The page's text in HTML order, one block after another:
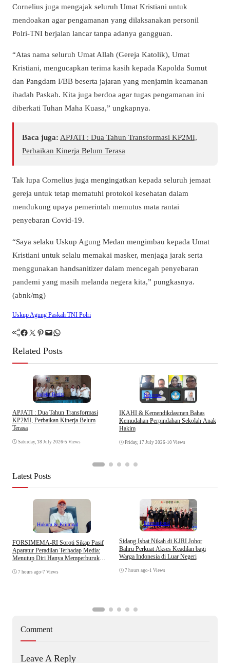
Cornelius juga mengajak seluruh Umat Kristiani untuk
mendoakan agar pengamanan yang dilaksanakan personil
Polri-TNI berjalan lancar tanpa adanya gangguan.
“Atas nama seluruh Umat Allah (Gereja Katolik), Umat
Kristiani, mengucapkan terima kasih kepada Kapolda Sumut
dan Pangdam I/BB beserta jajaran yang menjamin keamanan
ibadah Paskah. Kita juga berdoa agar tugas pengamanan ini
diberkati Tuhan Maha Kuasa,” ungkapnya.
Baca juga: APJATI : Dua Tahun Transformasi KP2MI,
Perbaikan Kinerja Belum Terasa
Tak lupa Cornelius juga mengingatkan kepada seluruh jemaat
gereja untuk tetap mematuhi protokol kesehatan dalam
mendukung upaya pemerintah memutus mata rantai
penyebaran Covid-19.
“Saya selaku Uskup Agung Medan mengimbau kepada Umat
Kristiani untuk selalu memakai masker, menjaga jarak serta
menggunakan handsanitizer dalam mencegah penyebaran
pandemi yang masih melanda negera kita,” pungkasnya.
(abnk/mg)
Uskup Agung Paskah TNI Polri
Facebook Twitter Pinterest Mail WhatsApp
Related Posts
Indeks Berita
APJATI : Dua Tahun Transformasi
KP2MI, Perbaikan Kinerja Belum
Terasa
Saturday, 18 July 2026•5 Views
Nasional
IKAHI & Kemendikdasmen Bahas
Kemudahan Perpindahan Sekolah Anak
Hakim
Friday, 17 July 2026•10 Views
Latest Posts
Hukum & Kriminal
​FORSIMEMA-RI Soroti Sikap Pasif
Aparatur Peradilan Terhadap Media:
Menutup Diri Hanya Memperburuk
7 hours ago •7 Views
Internasional
Sidang Isbat Nikah di KJRI Johor
Bahru Perkuat Akses Keadilan bagi
Warga Indonesia di Luar Negeri
7 hours ago •1 Views
Comment
Leave A Reply